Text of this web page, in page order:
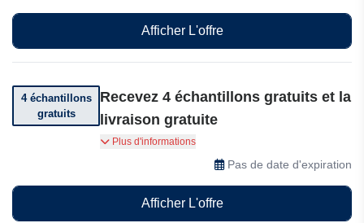
Afficher L'offre
4 échantillons
gratuits
Recevez 4 échantillons gratuits et la
livraison gratuite
Emportez vos produits préférés partout :
recevez 4 échantillons gratuits et la livraison
gratuite pour toute commande de $55 et plus.
Achetez dès maintenant.
Plus d'informations
Pas de date d'expiration
Afficher L'offre